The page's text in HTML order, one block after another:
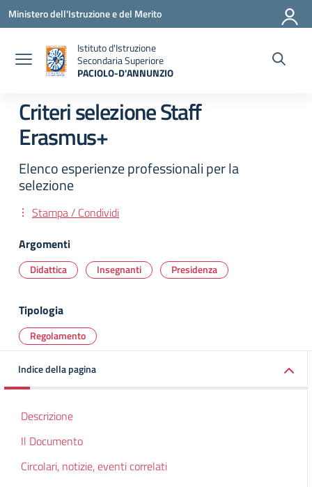
Vai ai contenuti
Vai al menu di navigazione
Vai al footer
Ministero dell'Istruzione e del Merito
Istituto d'Istruzione
Secondaria Superiore
PACIOLO-D'ANNUNZIO
Criteri selezione Staff
Erasmus+
Elenco esperienze professionali per la
selezione
Stampa / Condividi
Argomenti
Didattica Insegnanti Presidenza
Tipologia
Regolamento
Indice della pagina
Descrizione
Il Documento
Circolari, notizie, eventi correlati